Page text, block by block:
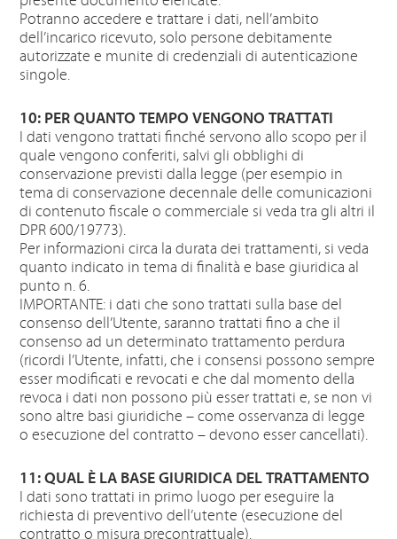
Potranno accedere e trattare i dati, nell’ambito
dell’incarico ricevuto, solo persone debitamente
autorizzate e munite di credenziali di autenticazione
singole.
10: PER QUANTO TEMPO VENGONO TRATTATI
I dati vengono trattati finché servono allo scopo per il
quale vengono conferiti, salvi gli obblighi di
conservazione previsti dalla legge (per esempio in
tema di conservazione decennale delle comunicazioni
di contenuto fiscale o commerciale si veda tra gli altri il
DPR 600/19773).
Per informazioni circa la durata dei trattamenti, si veda
quanto indicato in tema di finalità e base giuridica al
punto n. 6.
IMPORTANTE: i dati che sono trattati sulla base del
consenso dell’Utente, saranno trattati fino a che il
consenso ad un determinato trattamento perdura
(ricordi l’Utente, infatti, che i consensi possono sempre
esser modificati e revocati e che dal momento della
revoca i dati non possono più esser trattati e, se non vi
sono altre basi giuridiche – come osservanza di legge
o esecuzione del contratto – devono esser cancellati).
11: QUAL È LA BASE GIURIDICA DEL TRATTAMENTO
I dati sono trattati in primo luogo per eseguire la
richiesta di preventivo dell’utente (esecuzione del
contratto o misura precontrattuale).